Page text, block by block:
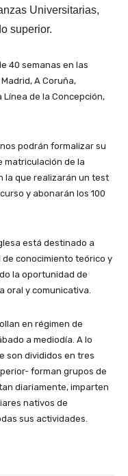
Universitarias,
superior.
40 semanas en las
A Coruña,
Línea de la Concepción,
podrán formalizar su
matriculación de la
la que realizarán un test
y abonarán los 100
está destinado a
conocimiento teórico y
la oportunidad de
oral y comunicativa.
en régimen de
a mediodía. A lo
son divididos en tres
forman grupos de
diariamente, imparten
nativos de
sus actividades.